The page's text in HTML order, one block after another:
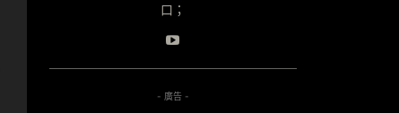
口；
- 廣告 -